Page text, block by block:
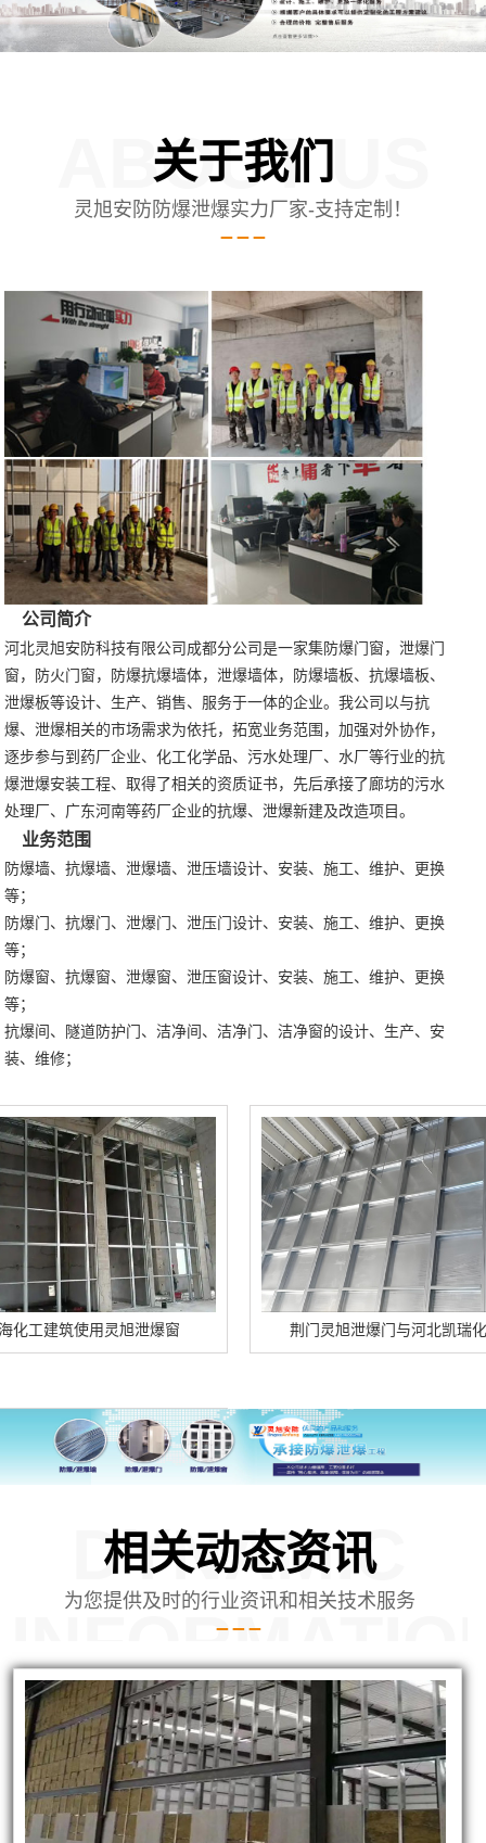
关于我们
ABOUT US
灵旭安防防爆泄爆实力厂家-支持定制！
公司简介
河北灵旭安防科技有限公司成都分公司是一家集防爆门窗，泄爆门
窗，防火门窗，防爆抗爆墙体，泄爆墙体，防爆墙板、抗爆墙板、
泄爆板等设计、生产、销售、服务于一体的企业。我公司以与抗
爆、泄爆相关的市场需求为依托，拓宽业务范围，加强对外协作，
逐步参与到药厂企业、化工化学品、污水处理厂、水厂等行业的抗
爆泄爆安装工程、取得了相关的资质证书，先后承接了廊坊的污水
处理厂、广东河南等药厂企业的抗爆、泄爆新建及改造项目。
业务范围
防爆墙、抗爆墙、泄爆墙、泄压墙设计、安装、施工、维护、更换
等；
防爆门、抗爆门、泄爆门、泄压门设计、安装、施工、维护、更换
等；
防爆窗、抗爆窗、泄爆窗、泄压窗设计、安装、施工、维护、更换
等；
抗爆间、隧道防护门、洁净间、洁净门、洁净窗的设计、生产、安
装、维修；
使用灵旭泄爆窗 荆门灵旭泄爆门与河北凯瑞化工合作
相关动态资讯
DYNAMIC
为您提供及时的行业资讯和相关技术服务